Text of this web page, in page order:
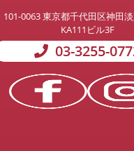
101-0063東京都千代田区神田淡
KA111ビル3F
03-3255-